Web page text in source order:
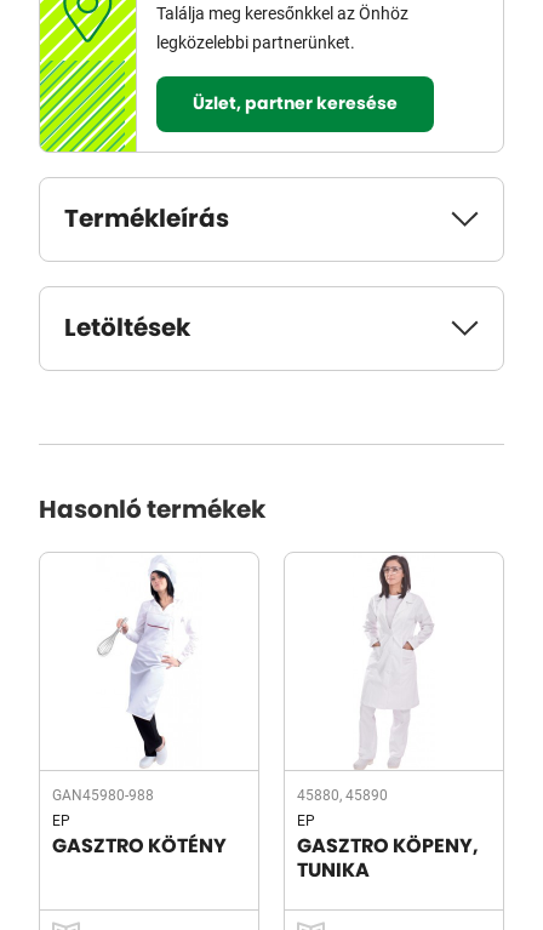
Találja meg keresőnkkel az Önhöz
legközelebbi partnerünket.
Üzlet, partner keresése
Termékleírás
Letöltések
Hasonló termékek
GAN45980-988
EP
GASZTRO KÖTÉNY
45880, 45890
EP
GASZTRO KÖPENY,
TUNIKA